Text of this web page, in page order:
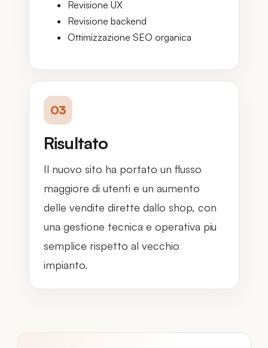
Revisione UX
Revisione backend
Ottimizzazione SEO organica
03
Risultato
Il nuovo sito ha portato un flusso
maggiore di utenti e un aumento
delle vendite dirette dallo shop, con
una gestione tecnica e operativa piu
semplice rispetto al vecchio
impianto.